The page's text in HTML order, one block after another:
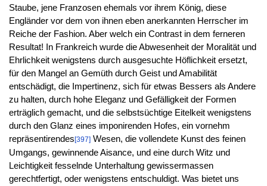
Staube, jene Franzosen ehemals vor ihrem König, diese
Engländer vor dem von ihnen eben anerkannten Herrscher im
Reiche der Fashion. Aber welch ein Contrast in dem ferneren
Resultat! In Frankreich wurde die Abwesenheit der Moralität und
Ehrlichkeit wenigstens durch ausgesuchte Höflichkeit ersetzt,
für den Mangel an Gemüth durch Geist und Amabilität
entschädigt, die Impertinenz, sich für etwas Bessers als Andere
zu halten, durch hohe Eleganz und Gefälligkeit der Formen
erträglich gemacht, und die selbstsüchtige Eitelkeit wenigstens
durch den Glanz eines imponirenden Hofes, ein vornehm
repräsentirendes[397]Wesen, die vollendete Kunst des feinen
Umgangs, gewinnende Aisance, und eine durch Witz und
Leichtigkeit fesselnde Unterhaltung gewissermassen
gerechtfertigt, oder wenigstens entschuldigt. Was bietet uns